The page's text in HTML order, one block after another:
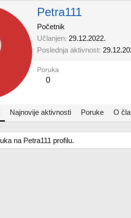
Petra111
Početnik
Učlanjen 29.12.2022.
Poslednja aktivnost
Poruka
0
Najnovije aktivnosti Poruke O
na Petra111 profilu.